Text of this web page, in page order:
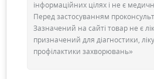
інформаційних цілях і не є
Перед застосуванням
Зазначений на сайті товар не є
призначений для діагностики,
профілактики захворювань»